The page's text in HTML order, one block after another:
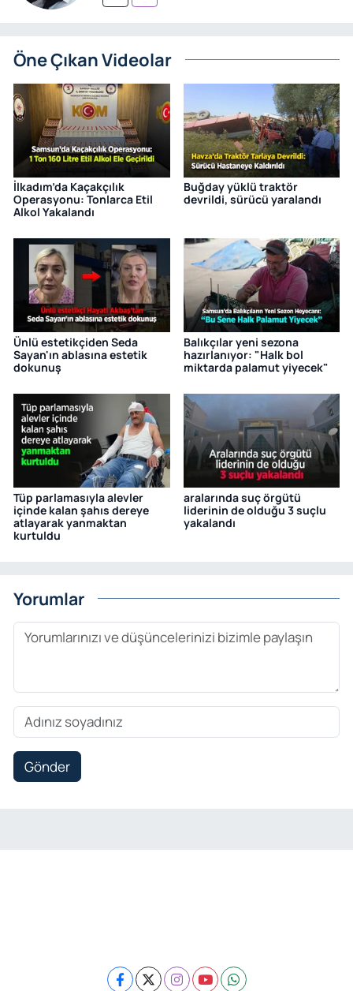
Öne Çıkan Videolar
İlkadım’da Kaçakçılık
Operasyonu: Tonlarca Etil
Alkol Yakalandı
Buğday yüklü traktör
devrildi, sürücü yaralandı
Ünlü estetikçiden Seda
Sayan'ın ablasına estetik
dokunuş
Balıkçılar yeni sezona
hazırlanıyor: "Halk bol
miktarda palamut yiyecek"
Tüp parlamasıyla alevler
içinde kalan şahıs dereye
atlayarak yanmaktan
kurtuldu
aralarında suç örgütü
liderinin de olduğu 3 suçlu
yakalandı
Yorumlar
Gönder